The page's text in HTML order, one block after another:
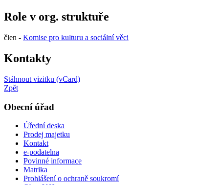
Role v org. struktuře
člen - Komise pro kulturu a sociální věci
Kontakty
Stáhnout vizitku (vCard)
Zpět
Obecní úřad
Úřední deska
Prodej majetku
Kontakt
e-podatelna
Povinné informace
Matrika
Prohlášení o ochraně soukromí